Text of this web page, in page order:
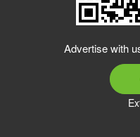
Advertise with